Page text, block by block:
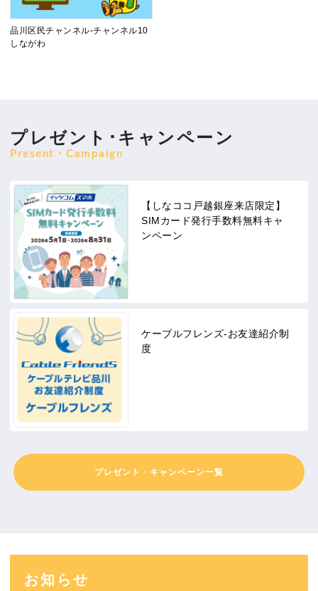
品川区民チャンネル-チャンネル10
しながわ
プレゼント･キャンペーン
Present・Campaign
【しなココ戸越銀座来店限定】
SIMカード発行手数料無料キャ
ンペーン
ケーブルフレンズ-お友達紹介制
度
プレゼント・キャンペーン一覧
お知らせ